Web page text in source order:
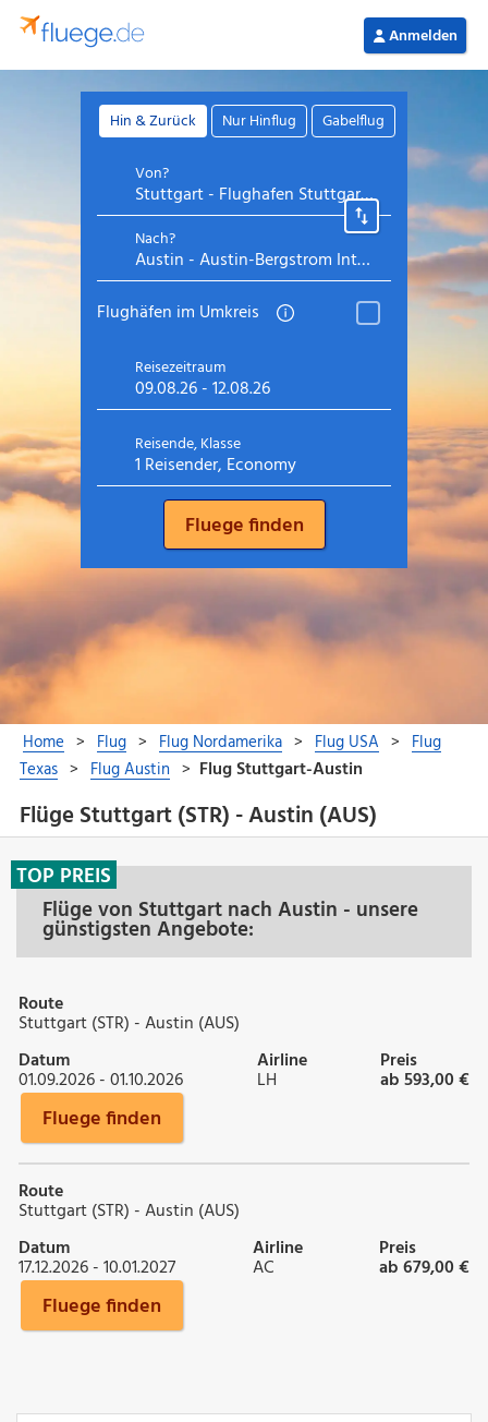
Flüge Stuttgart (STR) - Austin (AUS)
Flüge von Stuttgart nach Austin - unsere
günstigsten Angebote:
TOP PREIS
Route
Stuttgart (STR) - Austin (AUS)
Datum
01.09.2026 - 01.10.2026
Airline
LH
Preis
ab 593,00 €
Fluege finden
Route
Stuttgart (STR) - Austin (AUS)
Datum
17.12.2026 - 10.01.2027
Airline
AC
Preis
ab 679,00 €
Fluege finden